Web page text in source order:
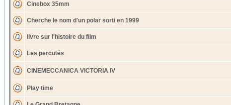
Cinebox 35mm
Cherche le nom d'un polar sorti en 1999
livre sur l'histoire du film
Les percutés
CINEMECCANICA VICTORIA IV
Play time